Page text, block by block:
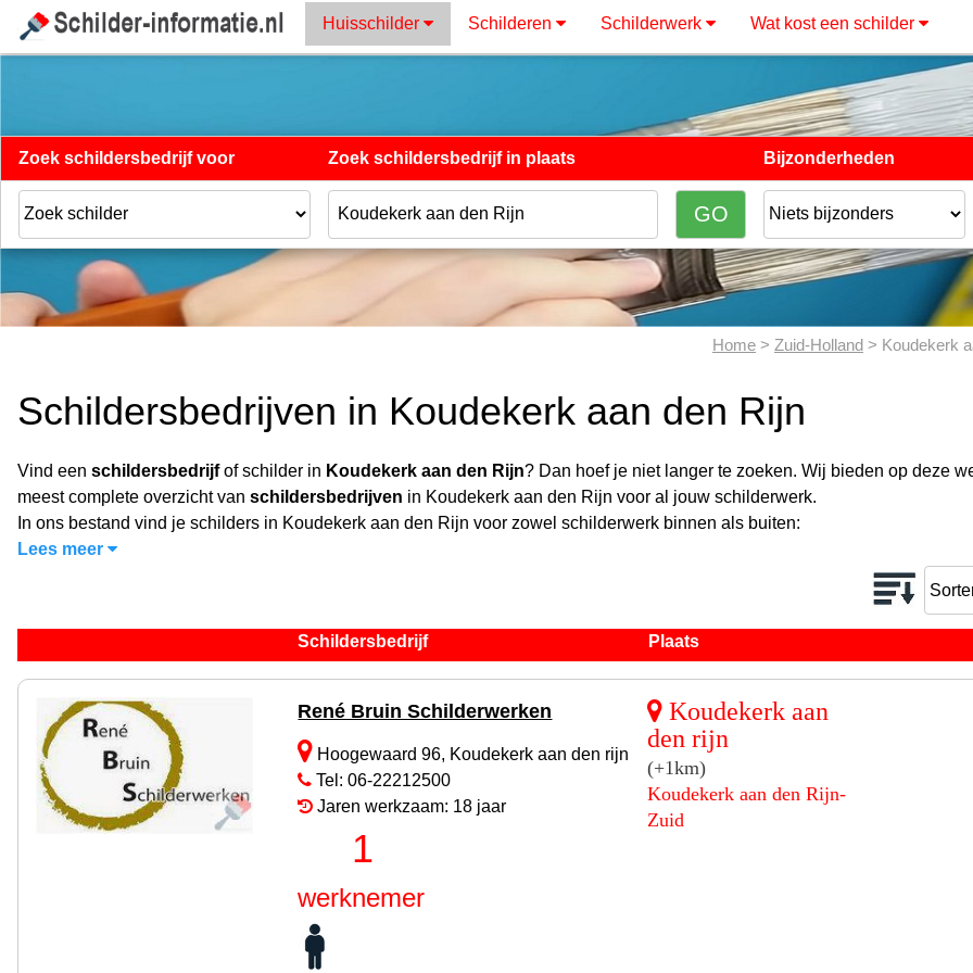
Huisschilder Schilderen Schilderwerk Wat kost een schilder
Zoek schildersbedrijf voor Zoek schildersbedrijf in plaats Bijzonderheden
Home > Zuid-Holland > Koudekerk
Schildersbedrijven in Koudekerk aan den Rijn
Vind een schildersbedrijfof schilder in Koudekerk aan den Rijn? Dan hoef je niet langer te zoeken. Wij bieden op deze
meest complete overzicht van schildersbedrijven in Koudekerk aan den Rijn voor al jouw schilderwerk.
In ons bestand vind je schilders in Koudekerk aan den Rijn voor zowel schilderwerk binnen als buiten:
Lees meer
Schildersbedrijf Plaats
René Bruin Schilderwerken
Hoogewaard 96, Koudekerk aan den rijn
Tel: 06-22212500
Jaren werkzaam: 18 jaar
1
werknemer
Koudekerk aan
den rijn
(+1km)
Koudekerk aan den Rijn-
Zuid